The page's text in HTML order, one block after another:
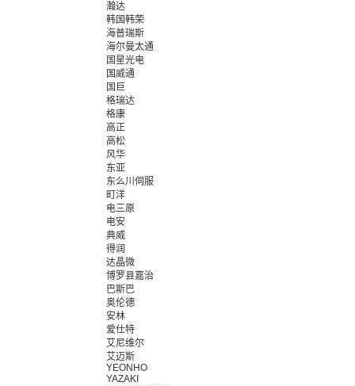
瀚达
韩国韩荣
海普瑞斯
海尔曼太通
国星光电
国威通
国巨
格瑞达
格康
高正
高松
风华
东亚
东么川伺服
町洋
电三原
电安
典威
得润
达晶微
博罗县嘉治
巴斯巴
奥伦德
安林
爱仕特
艾尼维尔
艾迈斯
YEONHO
YAZAKI